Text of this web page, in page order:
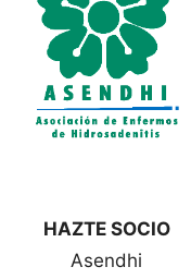
HAZTE SOCIO
Asendhi